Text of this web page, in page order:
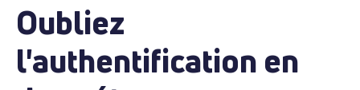
Oubliez
l'authentification en